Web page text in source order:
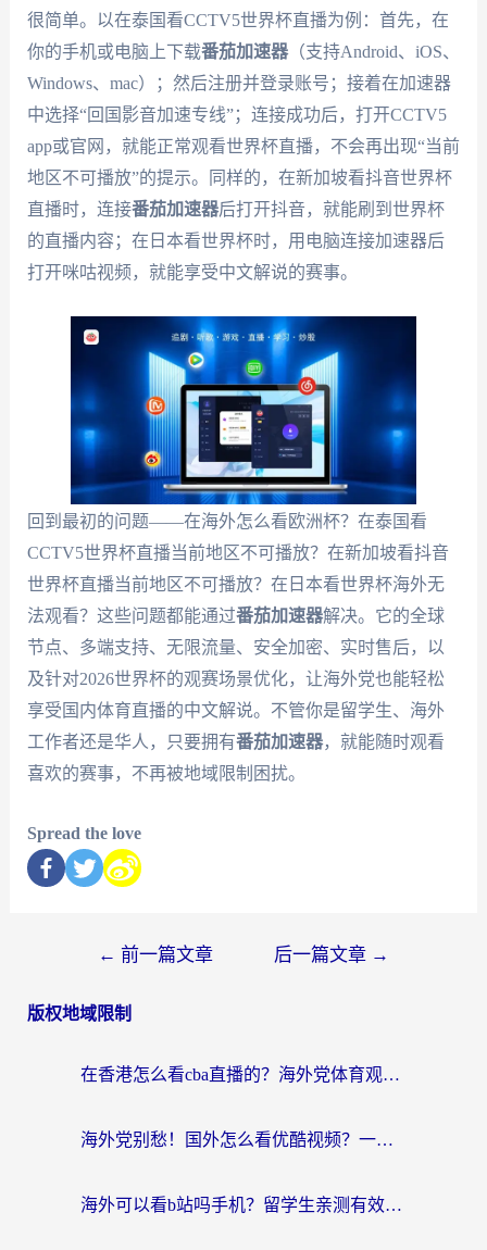
很简单。以在泰国看CCTV5世界杯直播为例：首先，在
你的手机或电脑上下载番茄加速器（支持Android、iOS、
Windows、mac）；然后注册并登录账号；接着在加速器
中选择“回国影音加速专线”；连接成功后，打开CCTV5
app或官网，就能正常观看世界杯直播，不会再出现“当前
地区不可播放”的提示。同样的，在新加坡看抖音世界杯
直播时，连接番茄加速器后打开抖音，就能刷到世界杯
的直播内容；在日本看世界杯时，用电脑连接加速器后
打开咪咕视频，就能享受中文解说的赛事。
回到最初的问题——在海外怎么看欧洲杯？在泰国看
CCTV5世界杯直播当前地区不可播放？在新加坡看抖音
世界杯直播当前地区不可播放？在日本看世界杯海外无
法观看？这些问题都能通过番茄加速器解决。它的全球
节点、多端支持、无限流量、安全加密、实时售后，以
及针对2026世界杯的观赛场景优化，让海外党也能轻松
享受国内体育直播的中文解说。不管你是留学生、海外
工作者还是华人，只要拥有番茄加速器，就能随时观看
喜欢的赛事，不再被地域限制困扰。
Spread the love
← 前一篇文章 后一篇文章 →
版权地域限制
在香港怎么看cba直播的？海外党体育观赛终极指南：告别版权限制，畅享中文解说
海外党别愁！国外怎么看优酷视频？一招解决追剧、看直播难题
海外可以看b站吗手机？留学生亲测有效的回国加速指南